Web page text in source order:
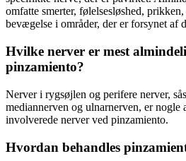
omfatte smerter, følelsesløshed,
bevægelse i områder, der er forsynet af
Hvilke nerver er mest
pinzamiento?
Nerver i rygsøjlen og perifere nerver,
mediannerven og ulnarnerven, er nogle
involverede nerver ved pinzamiento.
Hvordan behandles